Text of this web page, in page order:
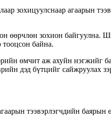
зохицуулснаар агаарын
өөрчлөн зохион байгуулна.
тооцсон байна.
өмчит аж ахуйн нэгжийг
дэд бүтцийг сайжруулах
тээвэрлэгчдийн баярын